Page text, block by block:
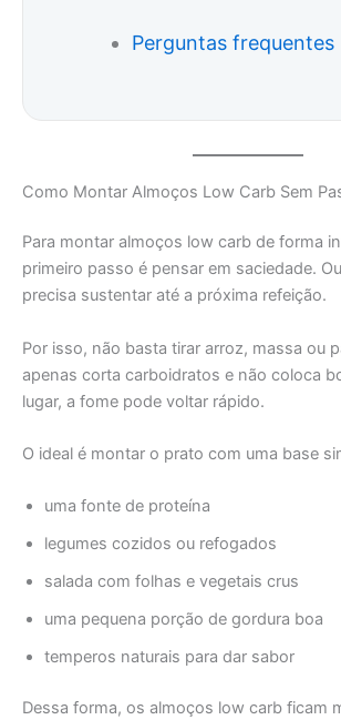
Perguntas frequentes
Como Montar Almoços Low Carb Sem
Para montar almoços low carb de forma
primeiro passo é pensar em saciedade.
precisa sustentar até a próxima refeição.
Por isso, não basta tirar arroz, massa ou
apenas corta carboidratos e não coloca
lugar, a fome pode voltar rápido.
O ideal é montar o prato com uma base
uma fonte de proteína
legumes cozidos ou refogados
salada com folhas e vegetais crus
uma pequena porção de gordura boa
temperos naturais para dar sabor
Dessa forma, os almoços low carb ficam